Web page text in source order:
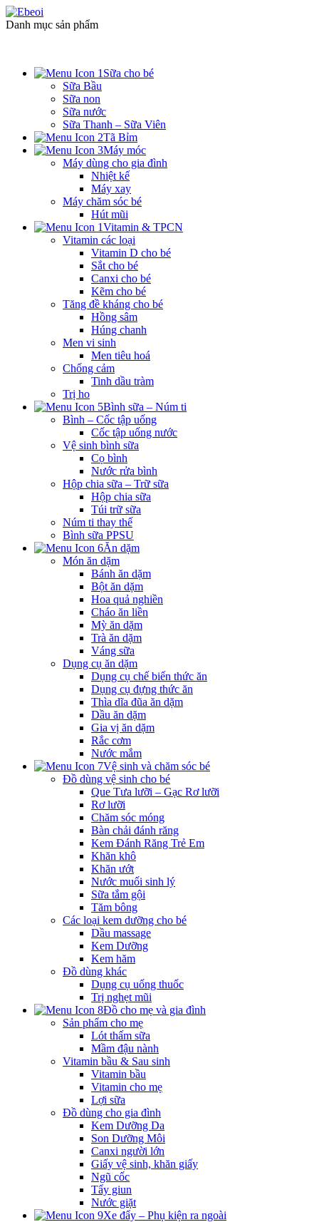
Danh mục sản phẩm
Sữa cho bé
Sữa Bầu
Sữa non
Sữa nước
Sữa Thanh – Sữa Viên
Tã Bỉm
Máy móc
Máy dùng cho gia đình
Nhiệt kế
Máy xay
Máy chăm sóc bé
Hút mũi
Vitamin & TPCN
Vitamin các loại
Vitamin D cho bé
Sắt cho bé
Canxi cho bé
Kẽm cho bé
Tăng đề kháng cho bé
Hồng sâm
Húng chanh
Men vi sinh
Men tiêu hoá
Chống cảm
Tinh dầu tràm
Trị ho
Bình sữa – Núm ti
Bình – Cốc tập uống
Cốc tập uống nước
Vệ sinh bình sữa
Cọ bình
Nước rửa bình
Hộp chia sữa – Trữ sữa
Hộp chia sữa
Túi trữ sữa
Núm ti thay thế
Bình sữa PPSU
Ăn dặm
Món ăn dặm
Bánh ăn dặm
Bột ăn dặm
Hoa quả nghiền
Cháo ăn liền
Mỳ ăn dặm
Trà ăn dặm
Váng sữa
Dụng cụ ăn dặm
Dụng cụ chế biến thức ăn
Dụng cụ đựng thức ăn
Thìa dĩa đũa ăn dặm
Dầu ăn dặm
Gia vị ăn dặm
Rắc cơm
Nước mắm
Vệ sinh và chăm sóc bé
Đồ dùng vệ sinh cho bé
Que Tưa lưỡi – Gạc Rơ lưỡi
Rơ lưỡi
Chăm sóc móng
Bàn chải đánh răng
Kem Đánh Răng Trẻ Em
Khăn khô
Khăn ướt
Nước muối sinh lý
Sữa tắm gội
Tăm bông
Các loại kem dưỡng cho bé
Dầu massage
Kem Dưỡng
Kem hăm
Đồ dùng khác
Dụng cụ uống thuốc
Trị nghẹt mũi
Đồ cho mẹ và gia đình
Sản phẩm cho mẹ
Lót thấm sữa
Mầm đậu nành
Vitamin bầu & Sau sinh
Vitamin bầu
Vitamin cho mẹ
Lợi sữa
Đồ dùng cho gia đình
Kem Dưỡng Da
Son Dưỡng Môi
Canxi người lớn
Giấy vệ sinh, khăn giấy
Ngũ cốc
Tẩy giun
Nước giặt
Xe đẩy – Phụ kiện ra ngoài